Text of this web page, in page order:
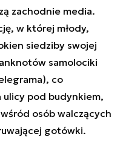
zachodnie media.
w której młody,
siedziby swojej
samolociki
co
ulicy pod budynkiem,
osób walczących
gotówki.